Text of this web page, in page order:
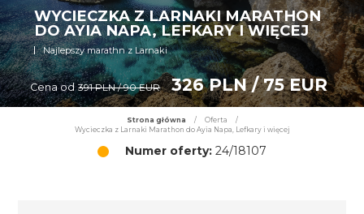
WYCIECZKA Z LARNAKI MARATHON
DO AYIA NAPA, LEFKARY I WIĘCEJ
Najlepszy marathn z Larnaki
Cena od 391 PLN / 90 EUR 326 PLN / 75 EUR
Strona główna / Oferta
/
Wycieczka z Larnaki Marathon do Ayia Napa, Lefkary i więcej
Numer oferty: 24/18107